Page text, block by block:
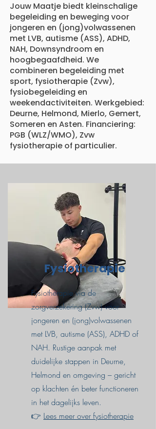
Jouw Maatje biedt kleinschalige
begeleiding en beweging voor
jongeren en (jong)volwassenen
met LVB, autisme (ASS), ADHD,
NAH, Downsyndroom en
hoogbegaafdheid. We
combineren begeleiding met
sport, fysiotherapie (Zvw),
fysiobegeleiding en
weekendactiviteiten. Werkgebied:
Deurne, Helmond, Mierlo, Gemert,
Someren en Asten. Financiering:
PGB (WLZ/WMO), Zvw
fysiotherapie of particulier.
Fysiotherapie
Fysiotherapie via de
zorgverzekering (Zvw) voor
jongeren en (jong)volwassenen
met LVB, autisme (ASS), ADHD of
NAH. Rustige aanpak met
duidelijke stappen in Deurne,
Helmond en omgeving – gericht
op klachten én beter functioneren
in het dagelijks leven.
👉 Lees meer over fysiotherapie